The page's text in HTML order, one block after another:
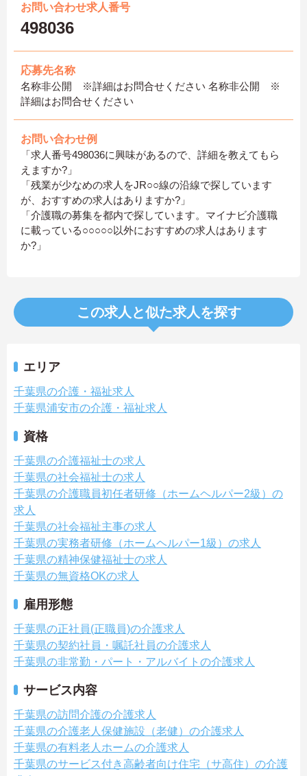
お問い合わせ求人番号
498036
応募先名称
名称非公開 ※詳細はお問合せください 名称非公開 ※
詳細はお問合せください
お問い合わせ例
「求人番号498036に興味があるので、詳細を教えてもら
えますか?」
「残業が少なめの求人をJR○○線の沿線で探しています
が、おすすめの求人はありますか?」
「介護職の募集を都内で探しています。マイナビ介護職
に載っている○○○○○以外におすすめの求人はあります
か?」
この求人と似た求人を探す
エリア
千葉県の介護・福祉求人
千葉県浦安市の介護・福祉求人
資格
千葉県の介護福祉士の求人
千葉県の社会福祉士の求人
千葉県の介護職員初任者研修（ホームヘルパー2級）の
求人
千葉県の社会福祉主事の求人
千葉県の実務者研修（ホームヘルパー1級）の求人
千葉県の精神保健福祉士の求人
千葉県の無資格OKの求人
雇用形態
千葉県の正社員(正職員)の介護求人
千葉県の契約社員・嘱託社員の介護求人
千葉県の非常勤・パート・アルバイトの介護求人
サービス内容
千葉県の訪問介護の介護求人
千葉県の介護老人保健施設（老健）の介護求人
千葉県の有料老人ホームの介護求人
千葉県のサービス付き高齢者向け住宅（サ高住）の介護